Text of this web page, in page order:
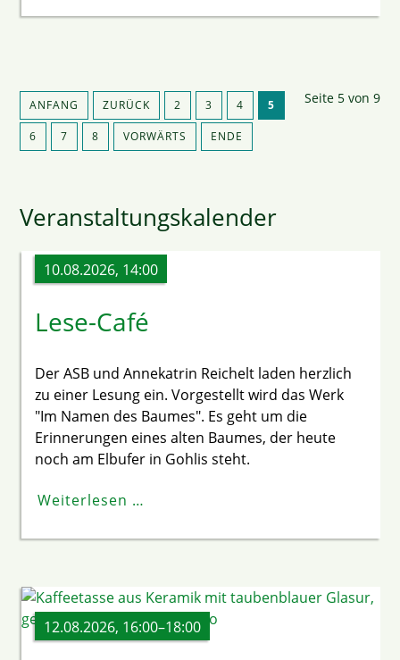
Seite 5 von 9
ANFANG ZURÜCK 2 3 4 5
6 7 8 VORWÄRTS ENDE
Veranstaltungskalender
Lese-Café
10.08.2026, 14:00
Der ASB und Annekatrin Reichelt laden herzlich
zu einer Lesung ein. Vorgestellt wird das Werk
"Im Namen des Baumes". Es geht um die
Erinnerungen eines alten Baumes, der heute
noch am Elbufer in Gohlis steht.
Weiterlesen …
12.08.2026, 16:00–18:00